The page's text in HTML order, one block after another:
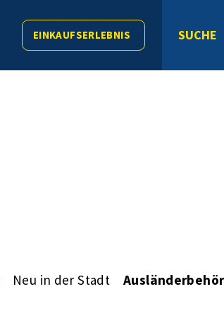
EINKAUFSERLEBNIS SUCHE
Neu in der Stadt